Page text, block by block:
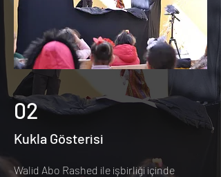
02
Kukla Gösterisi
Walid Abo Rashed ile işbirliği içinde